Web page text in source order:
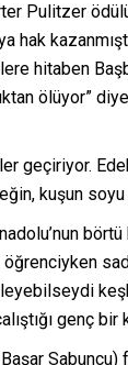
Pulitzer
hak
hitaben
ölüyor”
geçiriyor.
kuşun
genç bir
Başar